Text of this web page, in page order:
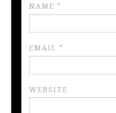
NAME*
EMAIL*
WEBSITE